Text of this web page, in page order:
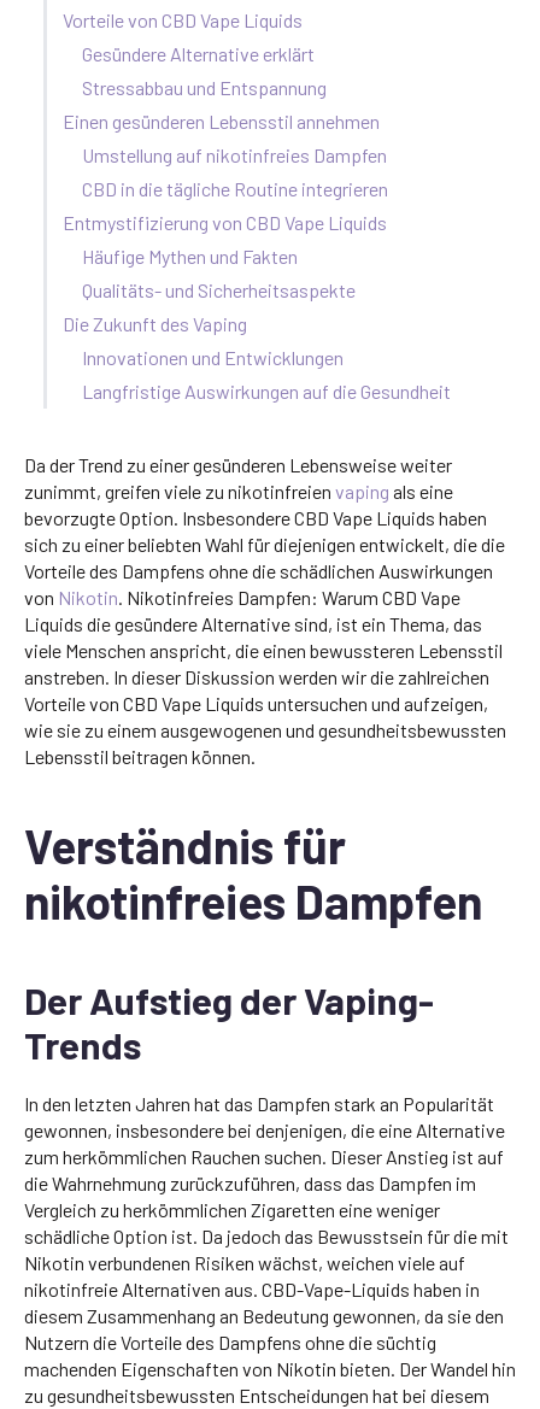
Vorteile von CBD Vape Liquids
Gesündere Alternative erklärt
Stressabbau und Entspannung
Einen gesünderen Lebensstil annehmen
Umstellung auf nikotinfreies Dampfen
CBD in die tägliche Routine integrieren
Entmystifizierung von CBD Vape Liquids
Häufige Mythen und Fakten
Qualitäts- und Sicherheitsaspekte
Die Zukunft des Vaping
Innovationen und Entwicklungen
Langfristige Auswirkungen auf die Gesundheit
Da der Trend zu einer gesünderen Lebensweise weiter
zunimmt, greifen viele zu nikotinfreien vaping als eine
bevorzugte Option. Insbesondere CBD Vape Liquids haben
sich zu einer beliebten Wahl für diejenigen entwickelt, die die
Vorteile des Dampfens ohne die schädlichen Auswirkungen
von Nikotin. Nikotinfreies Dampfen: Warum CBD Vape
Liquids die gesündere Alternative sind, ist ein Thema, das
viele Menschen anspricht, die einen bewussteren Lebensstil
anstreben. In dieser Diskussion werden wir die zahlreichen
Vorteile von CBD Vape Liquids untersuchen und aufzeigen,
wie sie zu einem ausgewogenen und gesundheitsbewussten
Lebensstil beitragen können.
Verständnis für
nikotinfreies Dampfen
Der Aufstieg der Vaping-
Trends
In den letzten Jahren hat das Dampfen stark an Popularität
gewonnen, insbesondere bei denjenigen, die eine Alternative
zum herkömmlichen Rauchen suchen. Dieser Anstieg ist auf
die Wahrnehmung zurückzuführen, dass das Dampfen im
Vergleich zu herkömmlichen Zigaretten eine weniger
schädliche Option ist. Da jedoch das Bewusstsein für die mit
Nikotin verbundenen Risiken wächst, weichen viele auf
nikotinfreie Alternativen aus. CBD-Vape-Liquids haben in
diesem Zusammenhang an Bedeutung gewonnen, da sie den
Nutzern die Vorteile des Dampfens ohne die süchtig
machenden Eigenschaften von Nikotin bieten. Der Wandel hin
zu gesundheitsbewussten Entscheidungen hat bei diesem